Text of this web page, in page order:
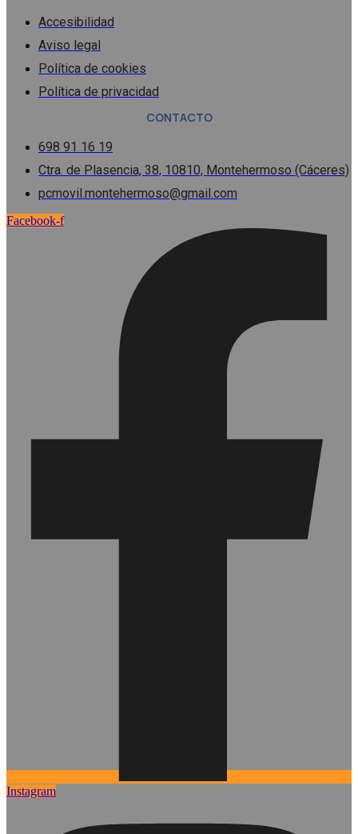
Accesibilidad
Aviso legal
Política de cookies
Política de privacidad
CONTACTO
698 91 16 19
Ctra. de Plasencia, 38, 10810, Montehermoso (Cáceres)
pcmovil.montehermoso@gmail.com
Facebook-f
Instagram